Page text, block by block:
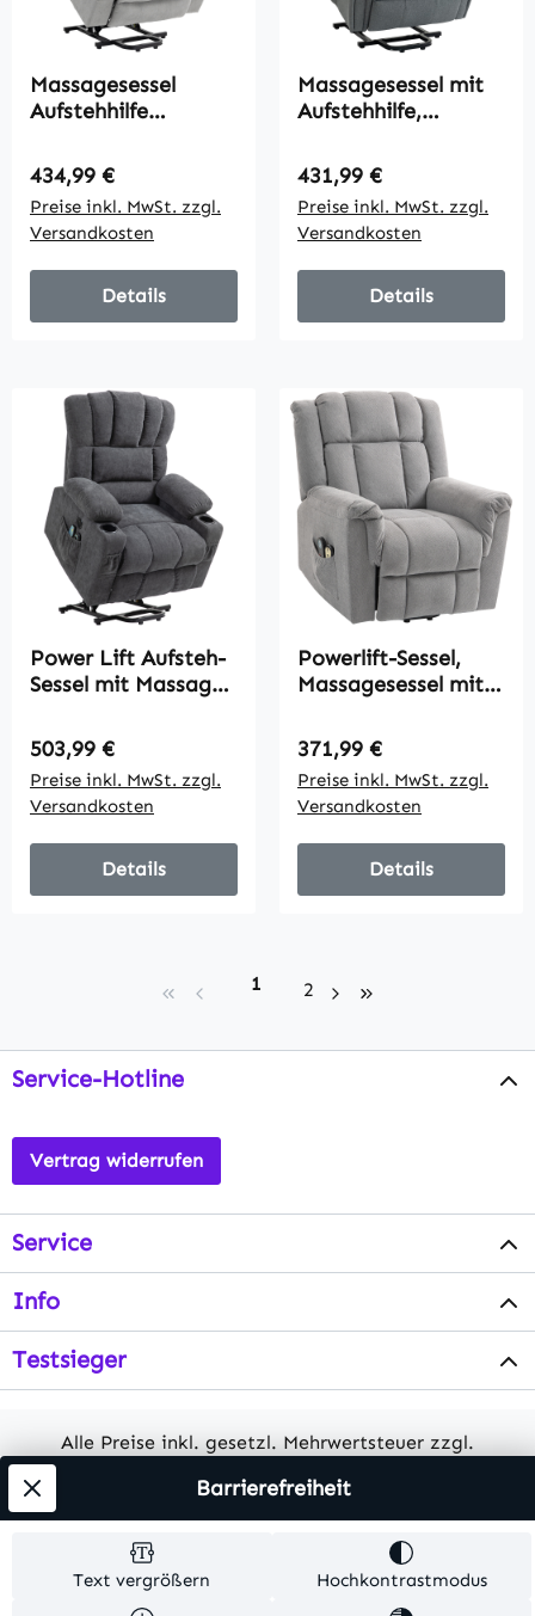
Massagesessel
Aufstehhilfe
Vibrationspunkte, 2
Seitentaschen,
Getränkehalter, 90 x
101 x 107 cm, Grau
Regulärer Preis:
434,99 €
Preise inkl. MwSt. zzgl.
Versandkosten
Details
Massagesessel mit
Aufstehhilfe,
Vibrationsköpfe,
mit Neigefunktion,
Leinenoptik, Grau
Regulärer Preis:
431,99 €
Preise inkl. MwSt. zzgl.
Versandkosten
Details
Power Lift Aufsteh-
Sessel mit Massage-
USB-Anschlüssen,
Becherhaltern,
Dunkelgrau
Regulärer Preis:
503,99 €
Preise inkl. MwSt. zzgl.
Versandkosten
Details
Powerlift-Sessel,
Massagesessel mit
Polstersessel mit
Fußstütze,
Seitentasche,
Stoffbezug,
Dunkelgrau
Regulärer Preis:
371,99 €
Preise inkl. MwSt. zzgl.
Versandkosten
Details
Seite
1 Seite
2
Service-Hotline
Vertrag widerrufen
Service
Info
Testsieger
Alle Preise inkl. gesetzl. Mehrwertsteuer zzgl.
Herstellerangaben und ohne Gewähr.
© 2026 MKV24 – Alle Rechte vorbehalten. Theme by
Text vergrößern Hochkontrastmodus
Barrierefreiheit